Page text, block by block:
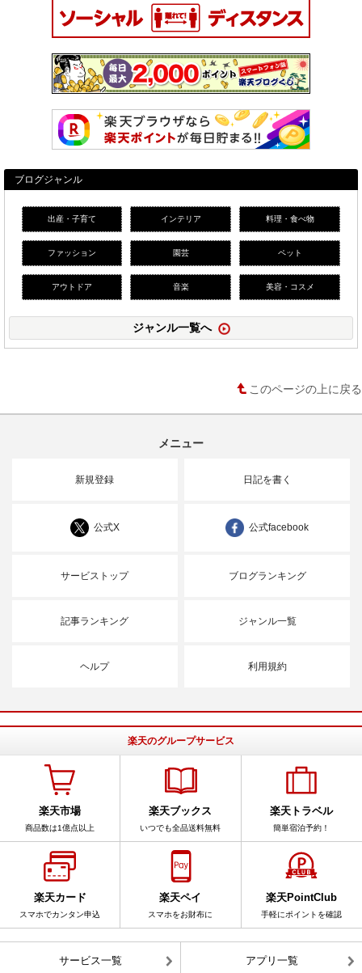
ブログジャンル
出産・子育て インテリア 料理・食べ物
ファッション 園芸 ペット
アウトドア 音楽 美容・コスメ
ジャンル一覧へ
このページの上に戻る
メニュー
新規登録 日記を書く
公式X 公式facebook
サービストップ ブログランキング
記事ランキング ジャンル一覧
ヘルプ 利用規約
楽天のグループサービス
楽天市場
商品数は1億点以上
楽天ブックス
いつでも全品送料無料
楽天トラベル
簡単宿泊予約！
楽天カード
スマホでカンタン申込
楽天ペイ
スマホをお財布に
楽天PointClub
手軽にポイントを確認
サービス一覧 アプリ一覧